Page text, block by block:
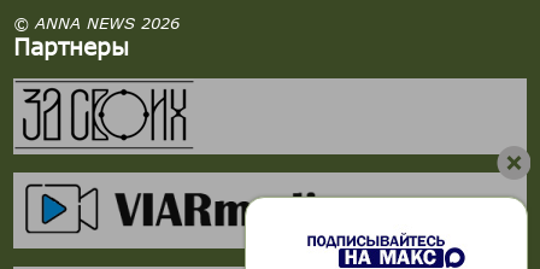
© ANNA NEWS 2026
Партнеры